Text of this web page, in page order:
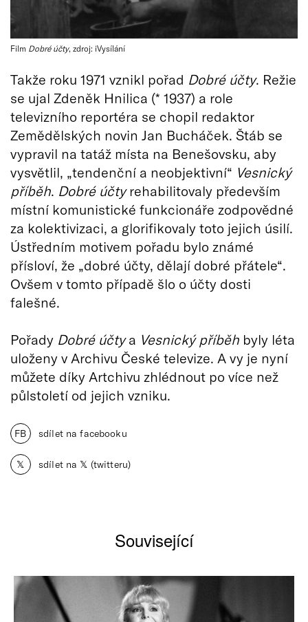
Film Dobré účty, zdroj: iVysílání
Takže roku 1971 vznikl pořad Dobré účty. Režie
se ujal Zdeněk Hnilica (* 1937) a role
televizního reportéra se chopil redaktor
Zemědělských novin Jan Bucháček. Štáb se
vypravil na tatáž místa na Benešovsku, aby
vysvětlil, „tendenční a neobjektivní“ Vesnický
příběh. Dobré účtyrehabilitovaly především
místní komunistické funkcionáře zodpovědné
za kolektivizaci, a glorifikovaly toto jejich úsilí.
Ústředním motivem pořadu bylo známé
přísloví, že „dobré účty, dělají dobré přátele“.
Ovšem v tomto případě šlo o účty dosti
falešné.
Pořady Dobré účtya Vesnický příběh byly léta
uloženy v Archivu České televize. A vy je nyní
můžete díky Artchivu zhlédnout po více než
půlstoletí od jejich vzniku.
FB sdílet na facebooku
𝕏 sdílet na 𝕏 (twitteru)
Související